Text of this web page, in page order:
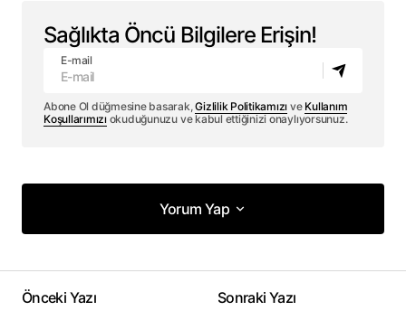
Sağlıkta Öncü Bilgilere Erişin!
E-mail
Abone Ol düğmesine basarak,Gizlilik Politikamızı ve Kullanım
Koşullarımızıokuduğunuzu ve kabul ettiğinizi onaylıyorsunuz.
Yorum Yap
Yorum Yap
Önceki Yazı Sonraki Yazı